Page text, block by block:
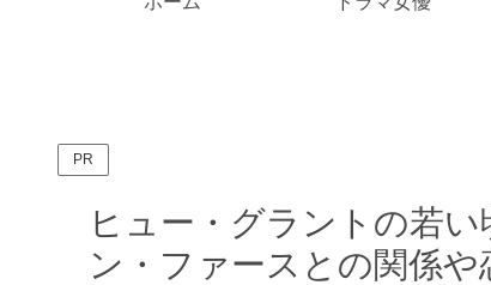
PR
ヒュー・グラントの若
ン・ファースとの関係や